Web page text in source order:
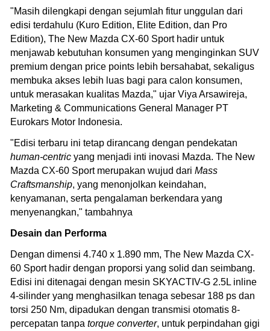
"Masih dilengkapi dengan sejumlah fitur unggulan dari
edisi terdahulu (Kuro Edition, Elite Edition, dan Pro
Edition), The New Mazda CX-60 Sport hadir untuk
menjawab kebutuhan konsumen yang menginginkan SUV
premium dengan price points lebih bersahabat, sekaligus
membuka akses lebih luas bagi para calon konsumen,
untuk merasakan kualitas Mazda," ujar Viya Arsawireja,
Marketing & Communications General Manager PT
Eurokars Motor Indonesia.
"Edisi terbaru ini tetap dirancang dengan pendekatan
human-centric yang menjadi inti inovasi Mazda. The New
Mazda CX-60 Sport merupakan wujud dari Mass
Craftsmanship, yang menonjolkan keindahan,
kenyamanan, serta pengalaman berkendara yang
menyenangkan," tambahnya
Desain dan Performa
Dengan dimensi 4.740 x 1.890 mm, The New Mazda CX-
60 Sport hadir dengan proporsi yang solid dan seimbang.
Edisi ini ditenagai dengan mesin SKYACTIV-G 2.5L inline
4-silinder yang menghasilkan tenaga sebesar 188 ps dan
torsi 250 Nm, dipadukan dengan transmisi otomatis 8-
percepatan tanpa torque converter, untuk perpindahan gigi